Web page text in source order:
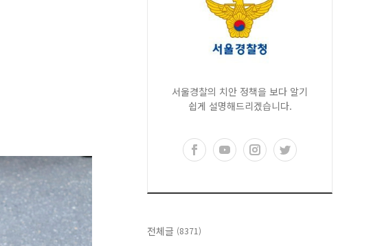
서울경찰의 치안 정책을 보다 알기
쉽게 설명해드리겠습니다.
전체글 (8371)